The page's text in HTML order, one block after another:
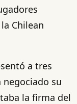
Chilean
a tres
su
la firma del